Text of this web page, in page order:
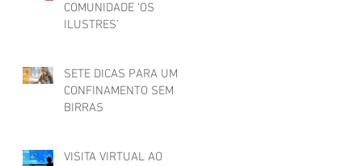
COMUNIDADE ‘OS
ILUSTRES’
SETE DICAS PARA UM
CONFINAMENTO SEM
BIRRAS
VISITA VIRTUAL AO